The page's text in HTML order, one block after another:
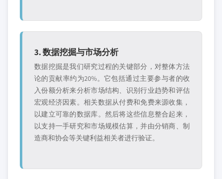
3. 数据挖掘与市场分析
数据挖掘是我们研究过程的关键部分，对整体方法
论的贡献率约为20%。它包括通过主要参与者的收
入份额分析来分析市场结构、识别行业趋势和评估
宏观经济因素。相关数据从付费和免费来源收集，
以建立可靠的数据库。然后将这些信息整合起来，
以支持一手研究和市场规模估算，并由分销商、制
造商和协会等关键利益相关者进行验证。